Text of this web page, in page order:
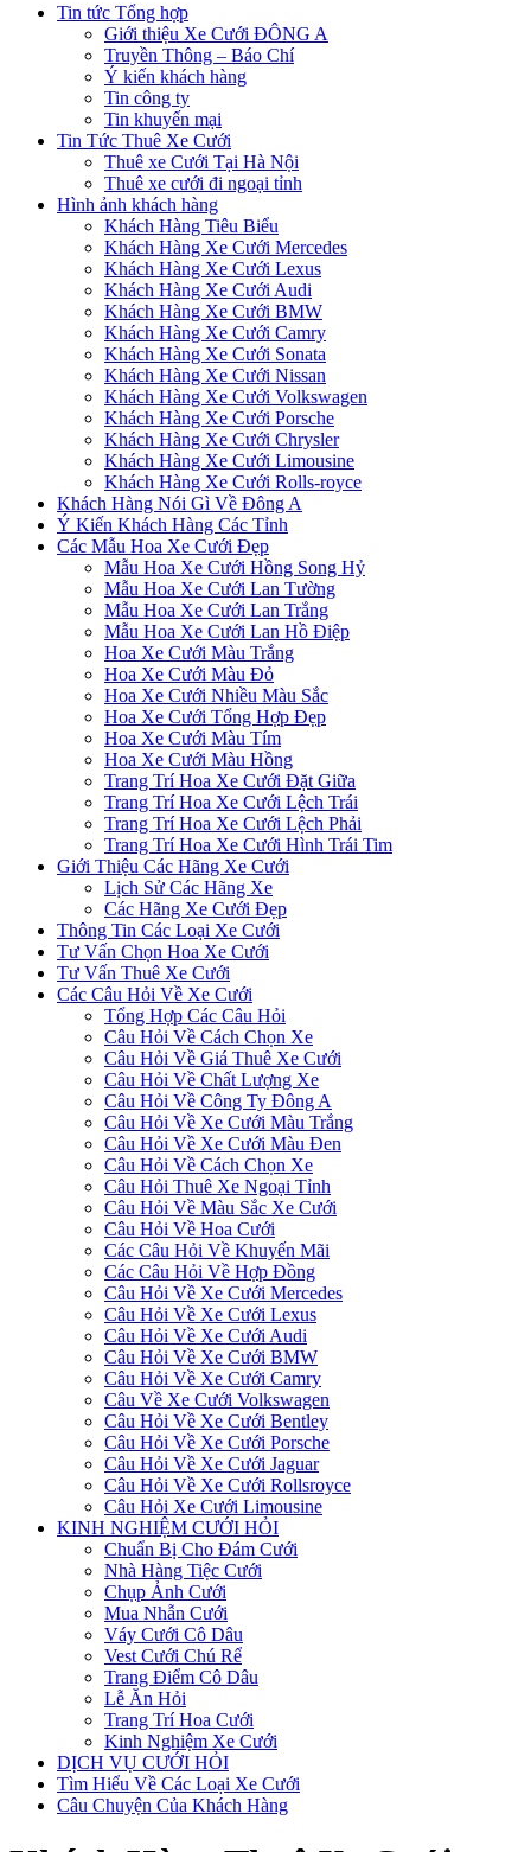
Tin tức Tổng hợp
Giới thiệu Xe Cưới ĐÔNG A
Truyền Thông – Báo Chí
Ý kiến khách hàng
Tin công ty
Tin khuyến mại
Tin Tức Thuê Xe Cưới
Thuê xe Cưới Tại Hà Nội
Thuê xe cưới đi ngoại tỉnh
Hình ảnh khách hàng
Khách Hàng Tiêu Biểu
Khách Hàng Xe Cưới Mercedes
Khách Hàng Xe Cưới Lexus
Khách Hàng Xe Cưới Audi
Khách Hàng Xe Cưới BMW
Khách Hàng Xe Cưới Camry
Khách Hàng Xe Cưới Sonata
Khách Hàng Xe Cưới Nissan
Khách Hàng Xe Cưới Volkswagen
Khách Hàng Xe Cưới Porsche
Khách Hàng Xe Cưới Chrysler
Khách Hàng Xe Cưới Limousine
Khách Hàng Xe Cưới Rolls-royce
Khách Hàng Nói Gì Về Đông A
Ý Kiến Khách Hàng Các Tỉnh
Các Mẫu Hoa Xe Cưới Đẹp
Mẫu Hoa Xe Cưới Hồng Song Hỷ
Mẫu Hoa Xe Cưới Lan Tường
Mẫu Hoa Xe Cưới Lan Trắng
Mẫu Hoa Xe Cưới Lan Hồ Điệp
Hoa Xe Cưới Màu Trắng
Hoa Xe Cưới Màu Đỏ
Hoa Xe Cưới Nhiều Màu Sắc
Hoa Xe Cưới Tổng Hợp Đẹp
Hoa Xe Cưới Màu Tím
Hoa Xe Cưới Màu Hồng
Trang Trí Hoa Xe Cưới Đặt Giữa
Trang Trí Hoa Xe Cưới Lệch Trái
Trang Trí Hoa Xe Cưới Lệch Phải
Trang Trí Hoa Xe Cưới Hình Trái Tim
Giới Thiệu Các Hãng Xe Cưới
Lịch Sử Các Hãng Xe
Các Hãng Xe Cưới Đẹp
Thông Tin Các Loại Xe Cưới
Tư Vấn Chọn Hoa Xe Cưới
Tư Vấn Thuê Xe Cưới
Các Câu Hỏi Về Xe Cưới
Tổng Hợp Các Câu Hỏi
Câu Hỏi Về Cách Chọn Xe
Câu Hỏi Về Giá Thuê Xe Cưới
Câu Hỏi Về Chất Lượng Xe
Câu Hỏi Về Công Ty Đông A
Câu Hỏi Về Xe Cưới Màu Trắng
Câu Hỏi Về Xe Cưới Màu Đen
Câu Hỏi Về Cách Chọn Xe
Câu Hỏi Thuê Xe Ngoại Tỉnh
Câu Hỏi Về Màu Sắc Xe Cưới
Câu Hỏi Về Hoa Cưới
Các Câu Hỏi Về Khuyến Mãi
Các Câu Hỏi Về Hợp Đồng
Câu Hỏi Về Xe Cưới Mercedes
Câu Hỏi Về Xe Cưới Lexus
Câu Hỏi Về Xe Cưới Audi
Câu Hỏi Về Xe Cưới BMW
Câu Hỏi Về Xe Cưới Camry
Câu Về Xe Cưới Volkswagen
Câu Hỏi Về Xe Cưới Bentley
Câu Hỏi Về Xe Cưới Porsche
Câu Hỏi Về Xe Cưới Jaguar
Câu Hỏi Về Xe Cưới Rollsroyce
Câu Hỏi Xe Cưới Limousine
KINH NGHIỆM CƯỚI HỎI
Chuẩn Bị Cho Đám Cưới
Nhà Hàng Tiệc Cưới
Chụp Ảnh Cưới
Mua Nhẫn Cưới
Váy Cưới Cô Dâu
Vest Cưới Chú Rể
Trang Điểm Cô Dâu
Lễ Ăn Hỏi
Trang Trí Hoa Cưới
Kinh Nghiệm Xe Cưới
DỊCH VỤ CƯỚI HỎI
Tìm Hiểu Về Các Loại Xe Cưới
Câu Chuyện Của Khách Hàng